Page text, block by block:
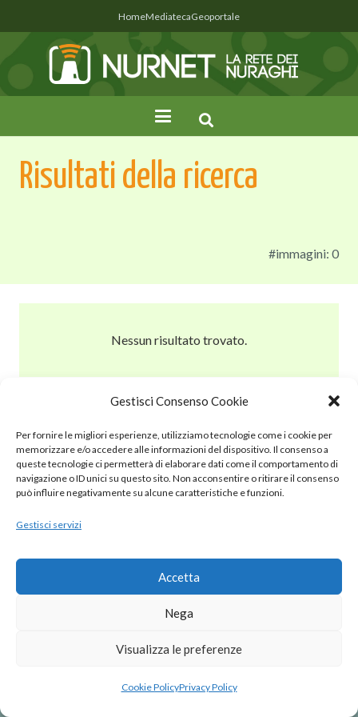
Gestisci Consenso Cookie
Per fornire le migliori esperienze, utilizziamo tecnologie come i cookie per
memorizzare e/o accedere alle informazioni del dispositivo. Il consenso a
queste tecnologie ci permetterà di elaborare dati come il comportamento di
navigazione o ID unici su questo sito. Non acconsentire o ritirare il consenso
può influire negativamente su alcune caratteristiche e funzioni.
Gestisci servizi
Accetta
Nega
Visualizza le preferenze
Cookie PolicyPrivacy Policy
HomeMediatecaGeoportale
Risultati della ricerca
#immagini: 0
Nessun risultato trovato.
antoniopalumbo.it
Cookie Policy (UE)
Privacy Policy